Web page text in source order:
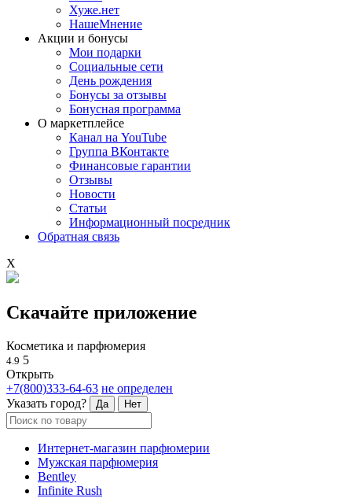
Хуже.нет
НашеМнение
Акции и бонусы
Мои подарки
Социальные сети
День рождения
Бонусы за отзывы
Бонусная программа
О маркетплейсе
Канал на YouTube
Группа ВКонтакте
Финансовые гарантии
Отзывы
Новости
Статьи
Информационный посредник
Обратная связь
X
Скачайте приложение
Косметика и парфюмерия
4.9 5
Открыть
+7(800)333-64-63 не определен
Указать город?
Да Нет
Интернет-магазин парфюмерии
Мужская парфюмерия
Bentley
Infinite Rush